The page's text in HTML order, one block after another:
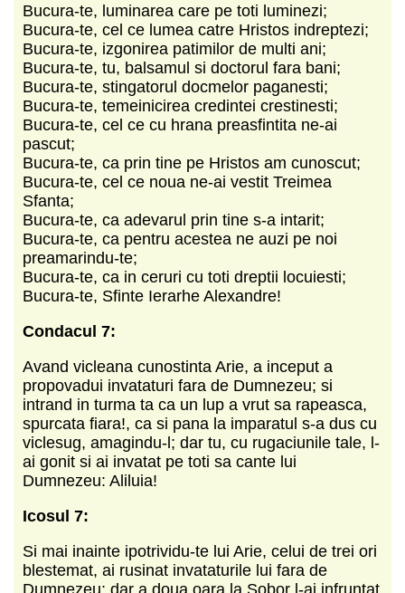
Bucura-te, luminarea care pe toti luminezi;
Bucura-te, cel ce lumea catre Hristos indreptezi;
Bucura-te, izgonirea patimilor de multi ani;
Bucura-te, tu, balsamul si doctorul fara bani;
Bucura-te, stingatorul docmelor paganesti;
Bucura-te, temeinicirea credintei crestinesti;
Bucura-te, cel ce cu hrana preasfintita ne-ai
pascut;
Bucura-te, ca prin tine pe Hristos am cunoscut;
Bucura-te, cel ce noua ne-ai vestit Treimea
Sfanta;
Bucura-te, ca adevarul prin tine s-a intarit;
Bucura-te, ca pentru acestea ne auzi pe noi
preamarindu-te;
Bucura-te, ca in ceruri cu toti dreptii locuiesti;
Bucura-te, Sfinte Ierarhe Alexandre!
Condacul 7:
Avand vicleana cunostinta Arie, a inceput a
propovadui invataturi fara de Dumnezeu; si
intrand in turma ta ca un lup a vrut sa rapeasca,
spurcata fiara!, ca si pana la imparatul s-a dus cu
viclesug, amagindu-l; dar tu, cu rugaciunile tale, l-
ai gonit si ai invatat pe toti sa cante lui
Dumnezeu: Aliluia!
Icosul 7:
Si mai inainte ipotrividu-te lui Arie, celui de trei ori
blestemat, ai rusinat invataturile lui fara de
Dumnezeu; dar a doua oara la Sobor l-ai infruntat